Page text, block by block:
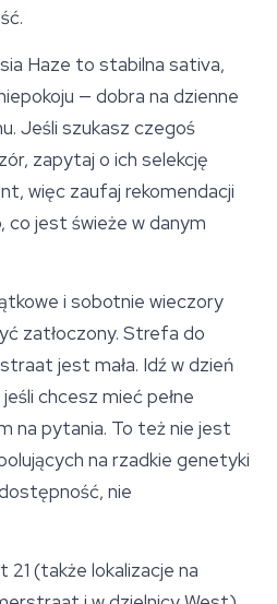
Haze to stabilna sativa,
— dobra na dzienne
Jeśli szukasz czegoś
zapytaj o ich selekcję
więc zaufaj rekomendacji
jest świeże w danym
i sobotnie wieczory
zatłoczony. Strefa do
jest mała. Idź w dzień
chcesz mieć pełne
na pytania. To też nie jest
na rzadkie genetyki
nie
(także lokalizacje na